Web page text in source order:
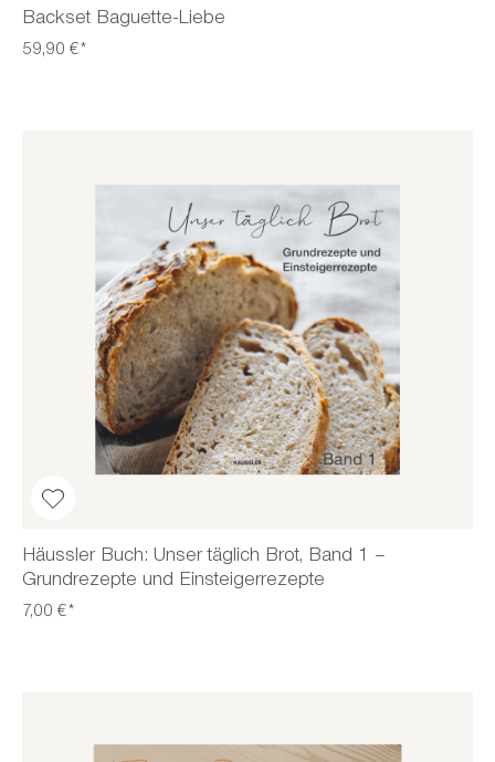
Backset Baguette-Liebe
59,90 €*
Häussler Buch: Unser täglich Brot, Band 1 –
Grundrezepte und Einsteigerrezepte
7,00 €*